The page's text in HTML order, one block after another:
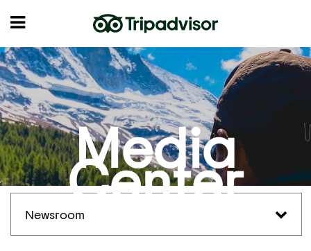
Media
Center
Newsroom